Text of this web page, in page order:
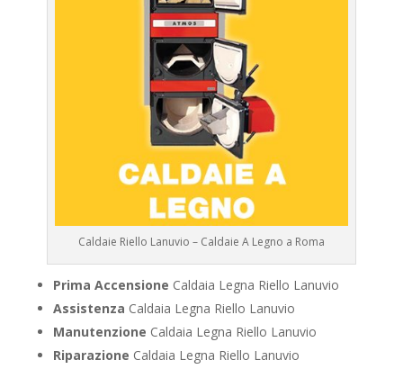
Caldaie Riello Lanuvio – Caldaie A Legno a Roma
Prima Accensione Caldaia Legna Riello Lanuvio
Assistenza Caldaia Legna Riello Lanuvio
Manutenzione Caldaia Legna Riello Lanuvio
Riparazione Caldaia Legna Riello Lanuvio